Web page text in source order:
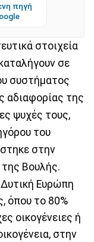
πηγή
στοιχεία
σε
συστήματος
αδιαφορίας της
ψυχές τους,
του
στην
Βουλής.
Δυτική Ευρώπη
όπου το 80%
οικογένειες ή
στην